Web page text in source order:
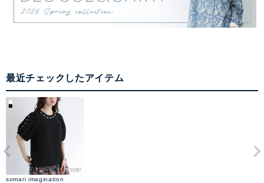
最近チェックしたアイテム
somari imagination